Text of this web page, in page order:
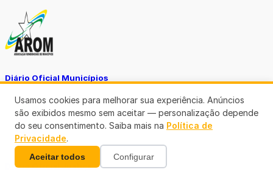
Diário Oficial Municípios
Diario Oficial Justiça
Usamos cookies para melhorar sua experiência. Anúncios
são exibidos mesmo sem aceitar — personalização depende
do seu consentimento. Saiba mais na Política de
Privacidade.
Aceitar todos Configurar